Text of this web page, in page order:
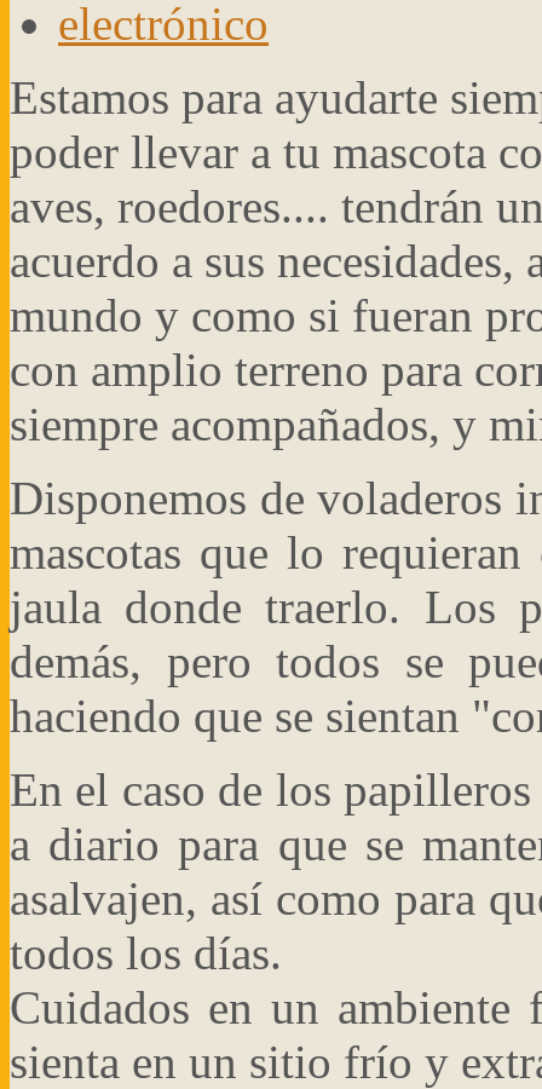
Estamos para ayudarte
poder llevar a tu mascota
aves, roedores.... tendrán
acuerdo a sus
mundo y como si fueran
con amplio terreno para
siempre acompañados, y
Disponemos de voladeros
mascotas que lo
jaula donde traerlo. Los
demás, pero todos se
haciendo que se sientan
En el caso de los
a diario para que se
asalvajen, así como para
todos los días.
Cuidados en un
sienta en un sitio frío y